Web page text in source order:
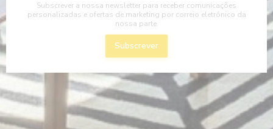
Subscrever a nossa newsletter para receber comunicações
personalizadas e ofertas de marketing por correio eletrónico da
nossa parte.
Subscrever